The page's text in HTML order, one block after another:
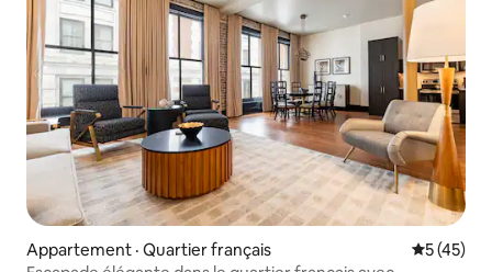
Appartement · Quartier français Note
5 (45)